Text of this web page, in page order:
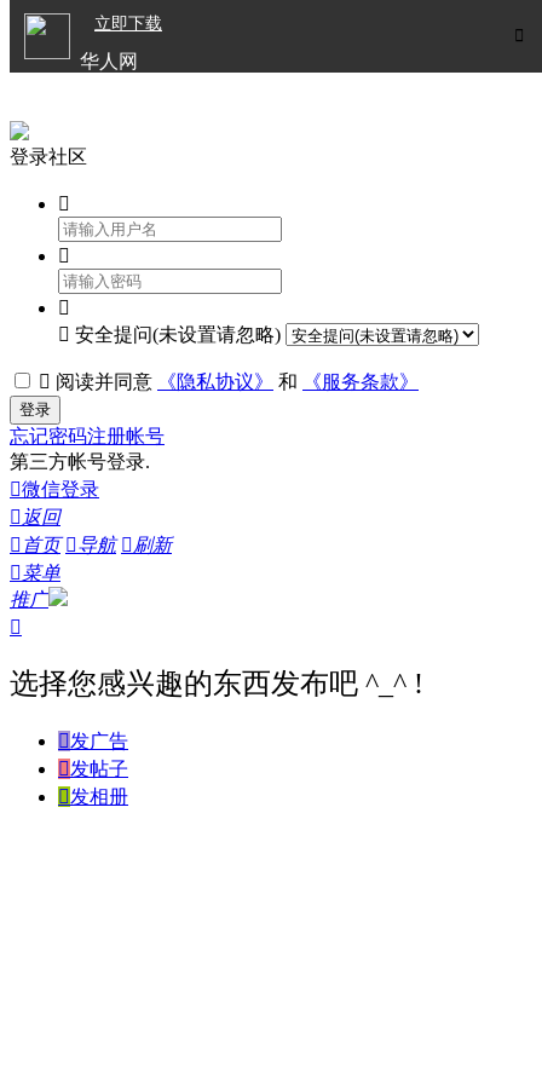

立即下载
华人网
登录社区



 安全提问(未设置请忽略)
 阅读并同意 《隐私协议》 和 《服务条款》
登录
忘记密码注册帐号
第三方帐号登录.
微信登录
 返回
 首页 导航 刷新
菜单
推广

选择您感兴趣的东西发布吧 ^_^ !
发广告
发帖子
发相册